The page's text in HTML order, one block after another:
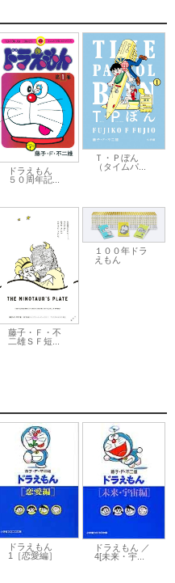
ドラえもん
５０周年記...
Ｔ・Ｐぼん
（タイムパ...
藤子・Ｆ・不
二雄ＳＦ短...
１００年ドラ
えもん
ドラえもん
1［恋愛編］
ドラえもん ／
4[未来・宇...